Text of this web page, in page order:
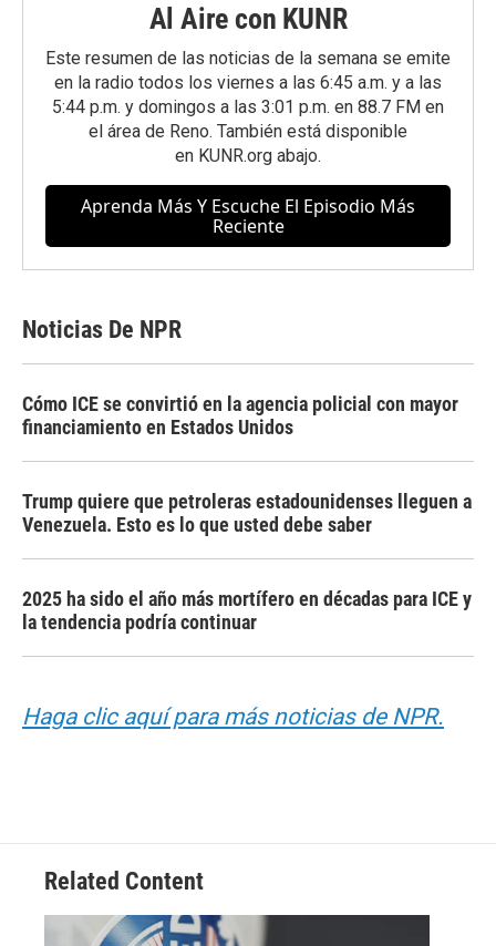
Al Aire con KUNR
Este resumen de las noticias de la semana se emite
en la radio todos los viernes a las 6:45 a.m. y a las
5:44 p.m. y domingos a las 3:01 p.m. en 88.7 FM en
el área de Reno. También está disponible
en KUNR.org abajo.
Aprenda Más Y Escuche El Episodio Más
Reciente
Noticias De NPR
Cómo ICE se convirtió en la agencia policial con mayor
financiamiento en Estados Unidos
Trump quiere que petroleras estadounidenses lleguen a
Venezuela. Esto es lo que usted debe saber
2025 ha sido el año más mortífero en décadas para ICE y
la tendencia podría continuar
Haga clic aquí para más noticias de NPR.
Related Content